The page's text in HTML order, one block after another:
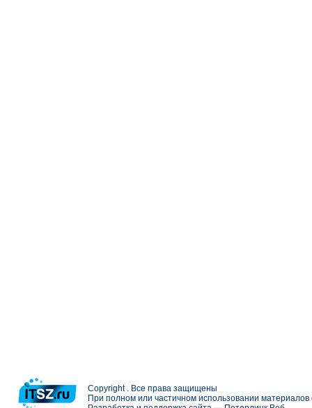
Copyright . Все права защищены
При полном или частичном использовании